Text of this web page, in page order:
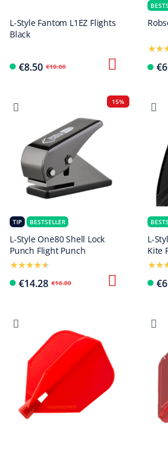
L-Style Fantom L1EZ Flights
Black
€8.50 €10.00
15%
TIP BESTSELLER
L-Style One80 Shell Lock
Punch Flight Punch
€14.28 €16.80
L-
Kite